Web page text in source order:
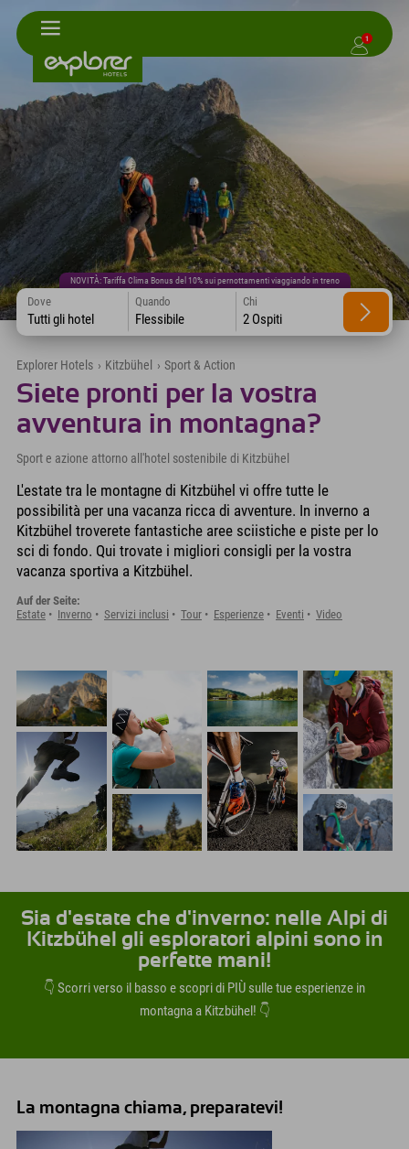
1
NOVITÀ: Tariffa Clima Bonus del 10% sui pernottamenti viaggiando in treno
Dove
Tutti gli hotel
Quando
Flessibile
Chi
2 Ospiti
Explorer Hotels › Kitzbühel › Sport & Action
Siete pronti per la vostra
avventura in montagna?
Sport e azione attorno all'hotel sostenibile di Kitzbühel
L'estate tra le montagne di Kitzbühel vi offre tutte le
possibilità per una vacanza ricca di avventure. In inverno a
Kitzbühel troverete fantastiche aree sciistiche e piste per lo
sci di fondo. Qui trovate i migliori consigli per la vostra
vacanza sportiva a Kitzbühel.
Auf der Seite:
Estate
Inverno Servizi inclusi Tour Esperienze Eventi Video
Sia d'estate che d'inverno: nelle Alpi di
Kitzbühel gli esploratori alpini sono in
perfette mani!
👇 Scorri verso il basso e scopri di PIÙ sulle tue esperienze in
montagna a Kitzbühel! 👇
La montagna chiama, preparatevi!